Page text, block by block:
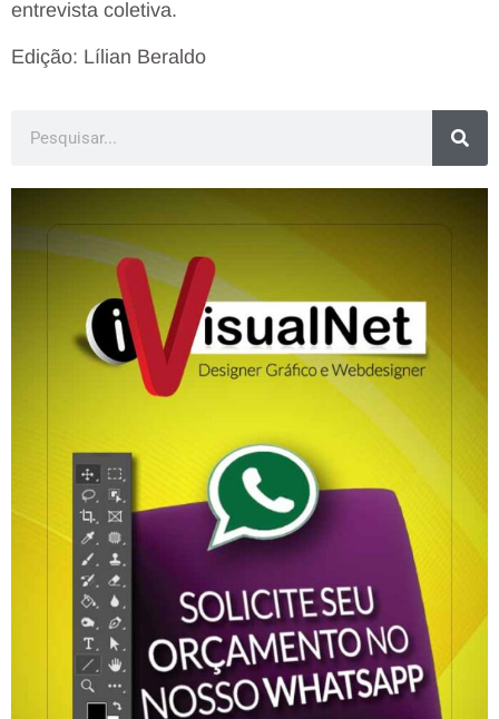
entrevista coletiva.
Edição: Lílian Beraldo